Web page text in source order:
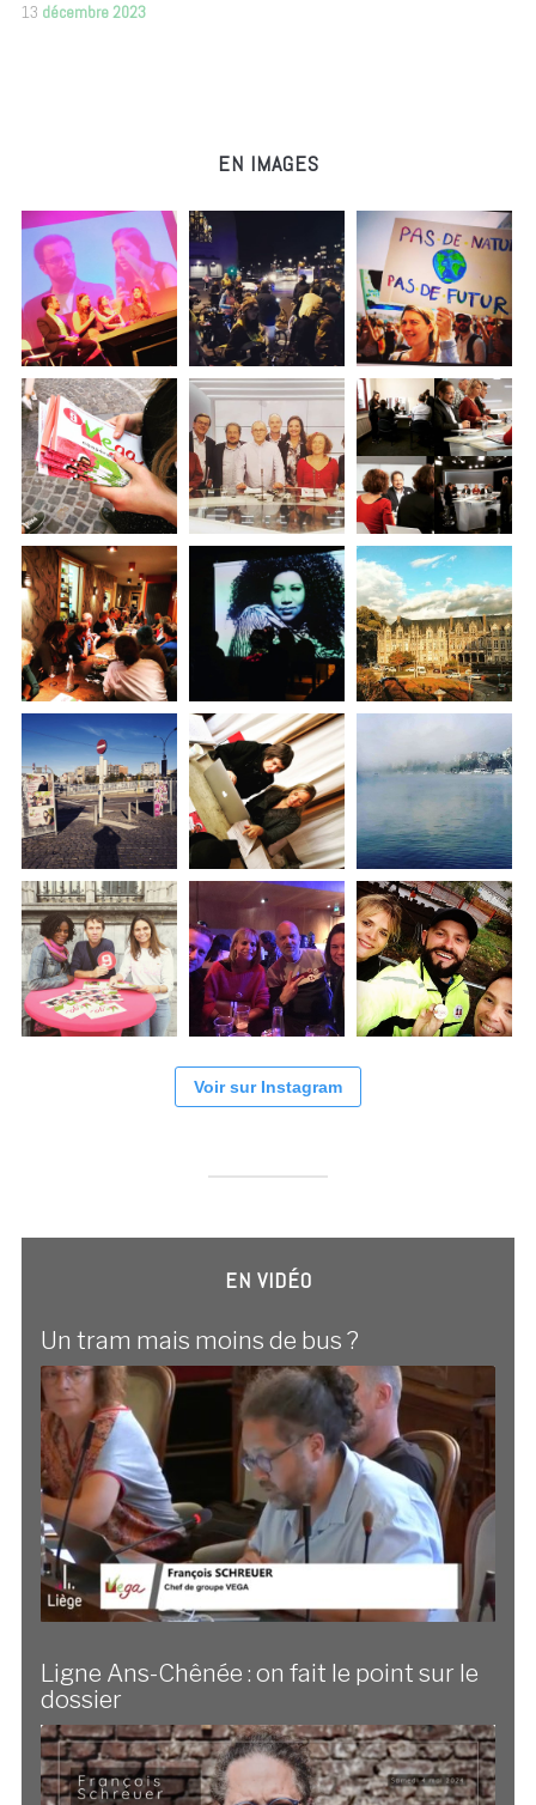
13 décembre 2023
EN IMAGES
Voir sur Instagram
EN VIDÉO
Un tram mais moins de bus ?
Ligne Ans-Chênée : on fait le point sur le
dossier